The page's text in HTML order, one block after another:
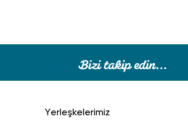
Yerleşkelerimiz